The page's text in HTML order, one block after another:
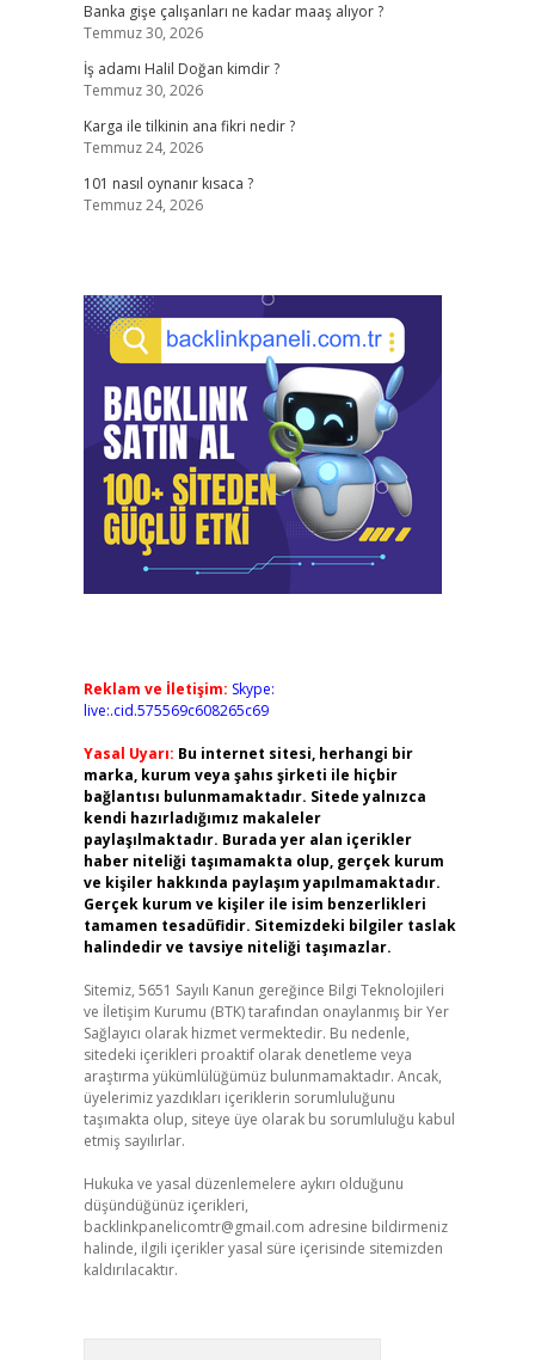
Banka gişe çalışanları ne kadar maaş alıyor ?
Temmuz 30, 2026
İş adamı Halil Doğan kimdir ?
Temmuz 30, 2026
Karga ile tilkinin ana fikri nedir ?
Temmuz 24, 2026
101 nasıl oynanır kısaca ?
Temmuz 24, 2026
Reklam ve İletişim: Skype:
live:.cid.575569c608265c69
Yasal Uyarı: Bu internet sitesi, herhangi bir
marka, kurum veya şahıs şirketi ile hiçbir
bağlantısı bulunmamaktadır. Sitede yalnızca
kendi hazırladığımız makaleler
paylaşılmaktadır. Burada yer alan içerikler
haber niteliği taşımamakta olup, gerçek kurum
ve kişiler hakkında paylaşım yapılmamaktadır.
Gerçek kurum ve kişiler ile isim benzerlikleri
tamamen tesadüfidir. Sitemizdeki bilgiler taslak
halindedir ve tavsiye niteliği taşımazlar.
Sitemiz, 5651 Sayılı Kanun gereğince Bilgi Teknolojileri
ve İletişim Kurumu (BTK) tarafından onaylanmış bir Yer
Sağlayıcı olarak hizmet vermektedir. Bu nedenle,
sitedeki içerikleri proaktif olarak denetleme veya
araştırma yükümlülüğümüz bulunmamaktadır. Ancak,
üyelerimiz yazdıkları içeriklerin sorumluluğunu
taşımakta olup, siteye üye olarak bu sorumluluğu kabul
etmiş sayılırlar.
Hukuka ve yasal düzenlemelere aykırı olduğunu
düşündüğünüz içerikleri,
backlinkpanelicomtr@gmail.com adresine bildirmeniz
halinde, ilgili içerikler yasal süre içerisinde sitemizden
kaldırılacaktır.